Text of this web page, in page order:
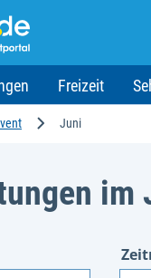
Freizeit
Juni
im